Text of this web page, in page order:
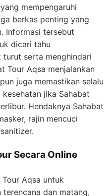
mempengaruhi
berkas penting yang
Informasi tersebut
dicari tahu
turut serta menghindari
Tour Aqsa menjalankan
juga memastikan selalu
jika Sahabat
Hendaknya Sahabat
rajin mencuci
Secara Online
Aqsa untuk
terencana dan matang,